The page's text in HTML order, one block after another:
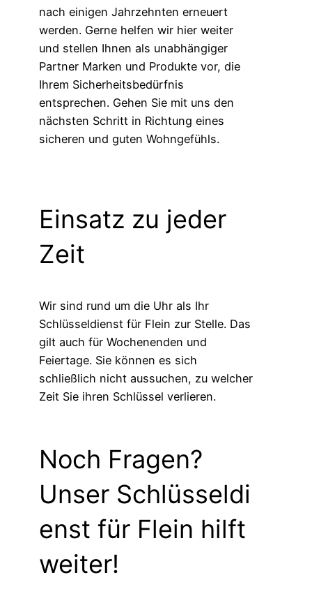
nach einigen Jahrzehnten erneuert
werden. Gerne helfen wir hier weiter
und stellen Ihnen als unabhängiger
Partner Marken und Produkte vor, die
Ihrem Sicherheitsbedürfnis
entsprechen. Gehen Sie mit uns den
nächsten Schritt in Richtung eines
sicheren und guten Wohngefühls.
Einsatz zu jeder
Zeit
Wir sind rund um die Uhr als Ihr
Schlüsseldienst für Flein zur Stelle. Das
gilt auch für Wochenenden und
Feiertage. Sie können es sich
schließlich nicht aussuchen, zu welcher
Zeit Sie ihren Schlüssel verlieren.
Noch Fragen?
Unser Schlüsseldi
enst für Flein hilft
weiter!